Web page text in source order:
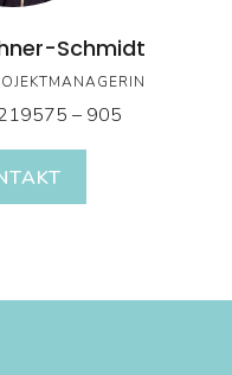
Schmidt
– 905